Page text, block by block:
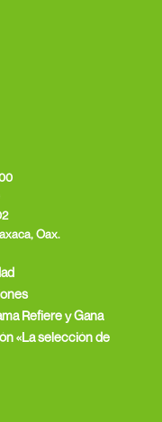
Oax.
Refiere y Gana
«La selección de